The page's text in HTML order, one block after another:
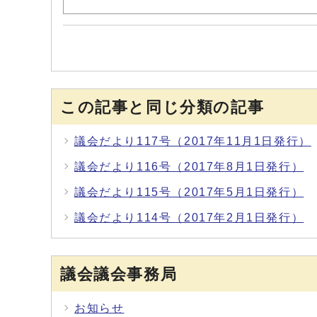
この記事と同じ分類の記事
議会だより117号（2017年11月1日発行）
議会だより116号（2017年8月1日発行）
議会だより115号（2017年5月1日発行）
議会だより114号（2017年2月1日発行）
議会議会事務局
お知らせ